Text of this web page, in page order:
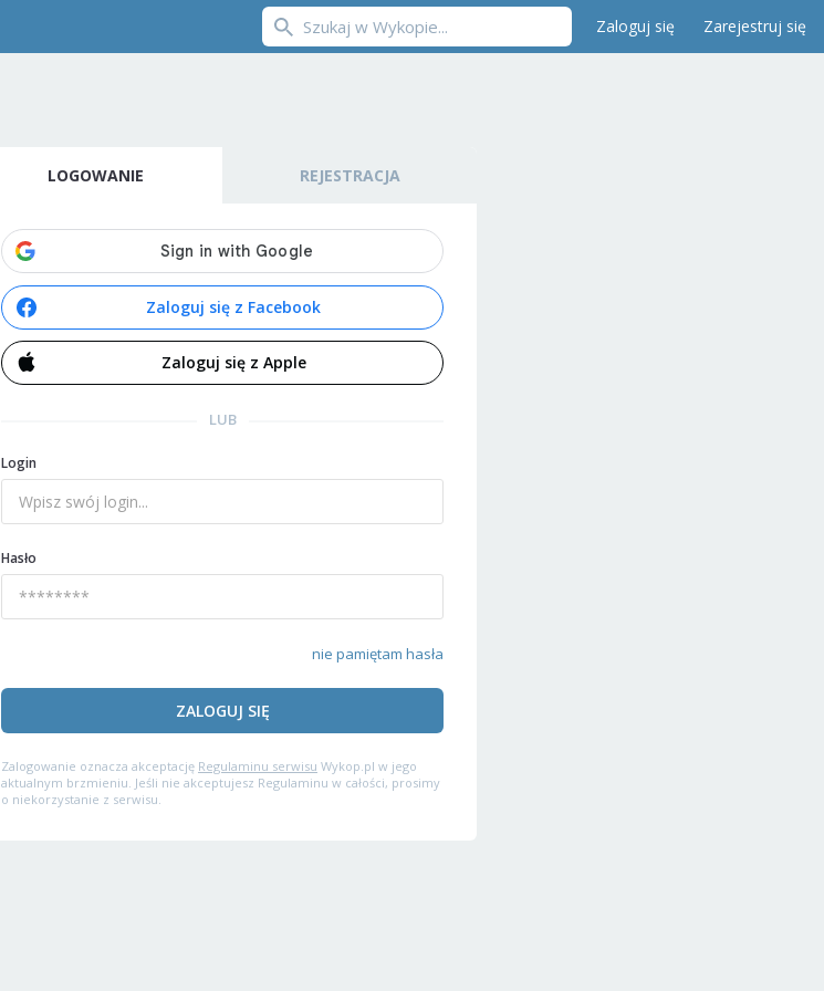
Zaloguj się Zarejestruj się
LOGOWANIE REJESTRACJA
Zaloguj się z Facebook
Zaloguj się z Apple
LUB
Login
Hasło
nie pamiętam hasła
ZALOGUJ SIĘ
Zalogowanie oznacza akceptację Regulaminu serwisu Wykop.pl w jego
aktualnym brzmieniu. Jeśli nie akceptujesz Regulaminu w całości, prosimy
o niekorzystanie z serwisu.